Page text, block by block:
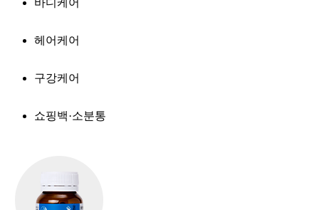
헤어케어
구강케어
쇼핑백·소분통